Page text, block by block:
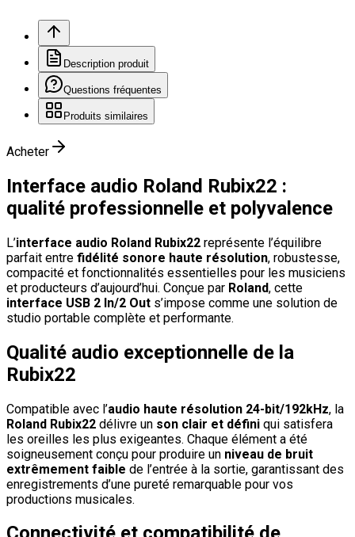
Description produit
Questions fréquentes
Produits similaires
Acheter
Interface audio Roland Rubix22 :
qualité professionnelle et polyvalence
L’interface audio Roland Rubix22 représente l’équilibre
parfait entre fidélité sonore haute résolution, robustesse,
compacité et fonctionnalités essentielles pour les musiciens
et producteurs d’aujourd’hui. Conçue par Roland, cette
interface USB 2 In/2 Out s’impose comme une solution de
studio portable complète et performante.
Qualité audio exceptionnelle de la
Rubix22
Compatible avec l’audio haute résolution 24-bit/192kHz, la
Roland Rubix22 délivre un son clair et défini qui satisfera
les oreilles les plus exigeantes. Chaque élément a été
soigneusement conçu pour produire un niveau de bruit
extrêmement faible de l’entrée à la sortie, garantissant des
enregistrements d’une pureté remarquable pour vos
productions musicales.